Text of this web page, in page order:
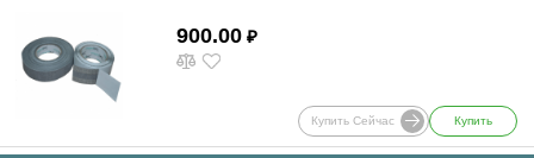
900.00 ₽
Купить Сейчас Купить